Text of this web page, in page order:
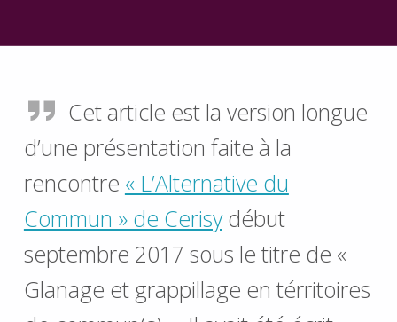
Cet article est la version longue
d’une présentation faite à la
rencontre « L’Alternative du
Commun » de Cerisydébut
septembre 2017 sous le titre de «
Glanage et grappillage en térritoires
Retourner à la navigation principale